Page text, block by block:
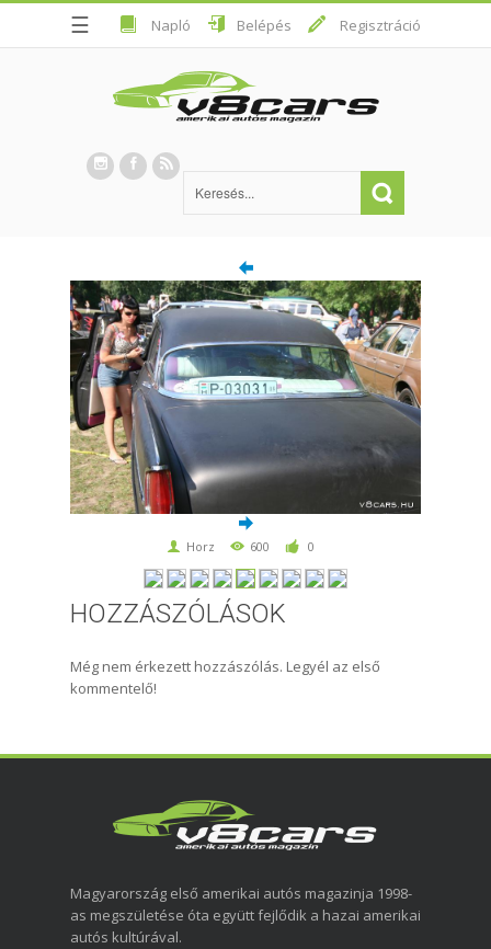
☰ Napló Belépés Regisztráció
Horz 600 0
HOZZÁSZÓLÁSOK
Még nem érkezett hozzászólás. Legyél az első
kommentelő!
Magyarország első amerikai autós magazinja 1998-
as megszületése óta együtt fejlődik a hazai amerikai
autós kultúrával.